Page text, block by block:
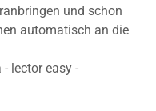
und schon
automatisch an die